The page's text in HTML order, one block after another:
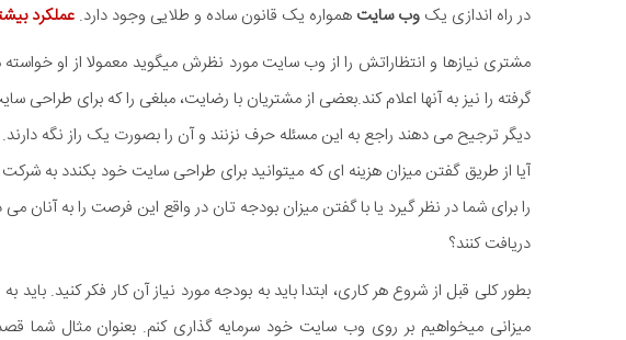
در راه اندازی یک وب سایت همواره یک قانون ساده و طلایی وجود دارد. عملکرد
مشتری نیازها و انتظاراتش را از وب سایت مورد نظرش میگوید معمولا از او
گرفته را نیز به آنها اعلام کند.بعضی از مشتریان با رضایت، مبلغی را که برای
دیگر ترجیح می دهند راجع به این مسئله حرف نزنند و آن را بصورت یک راز نگه دارند.
آیا از طریق گفتن میزان هزینه ای که میتوانید برای طراحی سایت خود بکندد به
را برای شما در نظر گیرد یا با گفتن میزان بودجه تان در واقع این فرصت را به آنان می
دریافت کنند؟
بطور کلی قبل از شروع هر کاری، ابتدا باید به بودجه مورد نیاز آن کار فکر کنید.
میزانی میخواهیم بر روی وب سایت خود سرمایه گذاری کنم. بعنوان مثال شما